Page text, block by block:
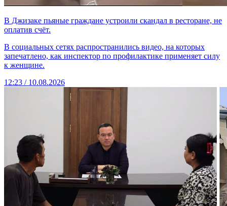
В Джизаке пьяные граждане устроили скандал в ресторане, не
оплатив счёт.
В социальных сетях распространились видео, на которых
запечатлено, как инспектор по профилактике применяет силу
к женщине.
12:23 / 10.08.2026